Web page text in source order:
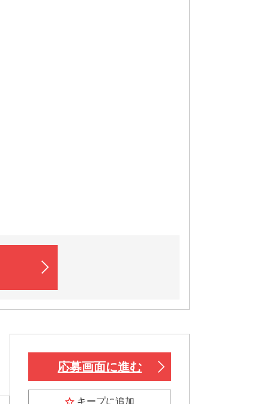
応募画面に進む
キープに追加